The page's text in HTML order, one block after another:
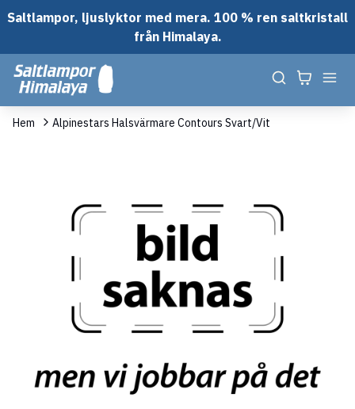
Saltlampor, ljuslyktor med mera. 100 % ren saltkristall
från Himalaya.
Hem Alpinestars Halsvärmare Contours Svart/Vit